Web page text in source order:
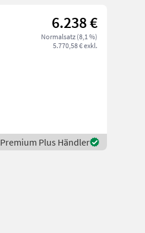
6.238 €
Normalsatz (8,1 %)
5.770,58 € exkl.
Premium Plus Händler